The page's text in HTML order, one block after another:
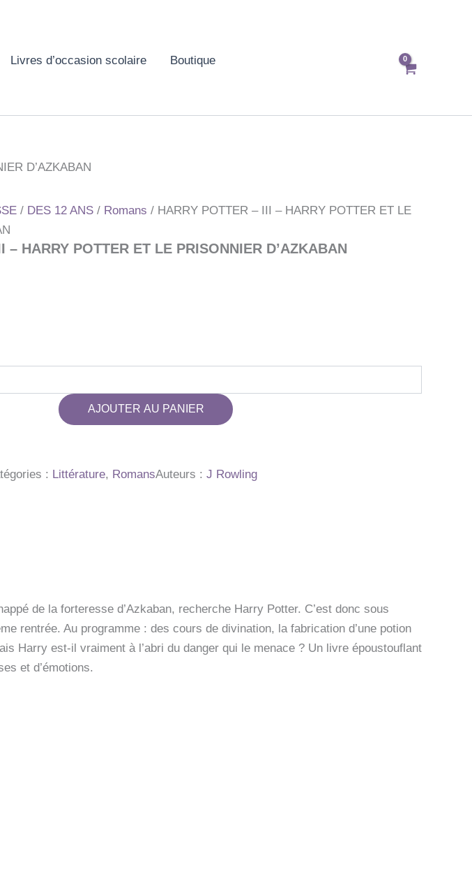
Livres d’occasion scolaire Boutique
D’AZKABAN
/ DES 12 ANS / Romans / HARRY POTTER – III – HARRY POTTER ET LE
– HARRY POTTER ET LE PRISONNIER D’AZKABAN
AJOUTER AU PANIER
: Littérature, RomansAuteurs : J Rowling
de la forteresse d’Azkaban, recherche Harry Potter. C’est donc sous
rentrée. Au programme : des cours de divination, la fabrication d’une potion
Harry est-il vraiment à l’abri du danger qui le menace ? Un livre époustouflant
et d’émotions.